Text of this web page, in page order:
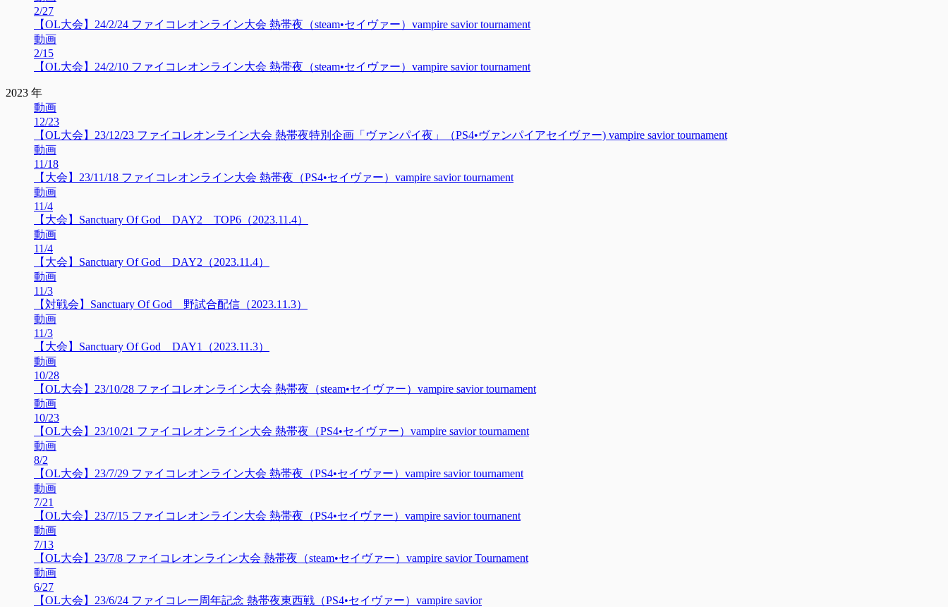
2/27
【OL大会】24/2/24 ファイコレオンライン大会 熱帯夜（steam•セイヴァー）vampire savior tournament
動画
2/15
【OL大会】24/2/10 ファイコレオンライン大会 熱帯夜（steam•セイヴァー）vampire savior tournament
2023 年
動画
12/23
【OL大会】23/12/23 ファイコレオンライン大会 熱帯夜特別企画「ヴァンパイ夜」（PS4•ヴァンパイアセイヴァー) vampire savior tournament
動画
11/18
【大会】23/11/18 ファイコレオンライン大会 熱帯夜（PS4•セイヴァー）vampire savior tournament
動画
11/4
【大会】Sanctuary Of God DAY2 TOP6（2023.11.4）
動画
11/4
【大会】Sanctuary Of God DAY2（2023.11.4）
動画
11/3
【対戦会】Sanctuary Of God 野試合配信（2023.11.3）
動画
11/3
【大会】Sanctuary Of God DAY1（2023.11.3）
動画
10/28
【OL大会】23/10/28 ファイコレオンライン大会 熱帯夜（steam•セイヴァー）vampire savior tournament
動画
10/23
【OL大会】23/10/21 ファイコレオンライン大会 熱帯夜（PS4•セイヴァー）vampire savior tournament
動画
8/2
【OL大会】23/7/29 ファイコレオンライン大会 熱帯夜（PS4•セイヴァー）vampire savior tournament
動画
7/21
【OL大会】23/7/15 ファイコレオンライン大会 熱帯夜（PS4•セイヴァー）vampire savior tournanent
動画
7/13
【OL大会】23/7/8 ファイコレオンライン大会 熱帯夜（steam•セイヴァー）vampire savior Tournament
動画
6/27
【OL大会】23/6/24 ファイコレ一周年記念 熱帯夜東西戦（PS4•セイヴァー）vampire savior